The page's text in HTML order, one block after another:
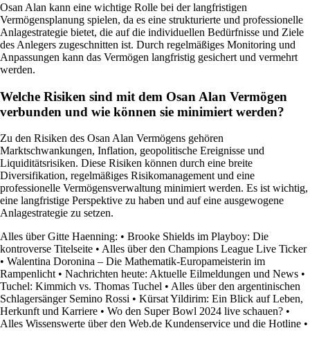
Osan Alan kann eine wichtige Rolle bei der langfristigen
Vermögensplanung spielen, da es eine strukturierte und professionelle
Anlagestrategie bietet, die auf die individuellen Bedürfnisse und Ziele
des Anlegers zugeschnitten ist. Durch regelmäßiges Monitoring und
Anpassungen kann das Vermögen langfristig gesichert und vermehrt
werden.
Welche Risiken sind mit dem Osan Alan Vermögen
verbunden und wie können sie minimiert werden?
Zu den Risiken des Osan Alan Vermögens gehören
Marktschwankungen, Inflation, geopolitische Ereignisse und
Liquiditätsrisiken. Diese Risiken können durch eine breite
Diversifikation, regelmäßiges Risikomanagement und eine
professionelle Vermögensverwaltung minimiert werden. Es ist wichtig,
eine langfristige Perspektive zu haben und auf eine ausgewogene
Anlagestrategie zu setzen.
Alles über Gitte Haenning: • Brooke Shields im Playboy: Die
kontroverse Titelseite • Alles über den Champions League Live Ticker
• Walentina Doronina – Die Mathematik-Europameisterin im
Rampenlicht • Nachrichten heute: Aktuelle Eilmeldungen und News •
Tuchel: Kimmich vs. Thomas Tuchel • Alles über den argentinischen
Schlagersänger Semino Rossi • Kürsat Yildirim: Ein Blick auf Leben,
Herkunft und Karriere • Wo den Super Bowl 2024 live schauen? •
Alles Wissenswerte über den Web.de Kundenservice und die Hotline •